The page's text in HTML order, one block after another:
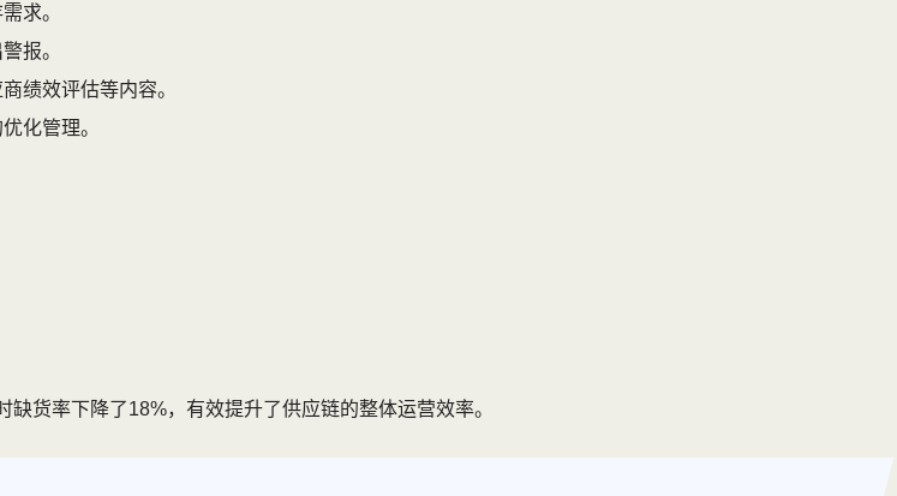
求。
报。
绩效评估等内容。
化管理。
货率下降了18%，有效提升了供应链的整体运营效率。